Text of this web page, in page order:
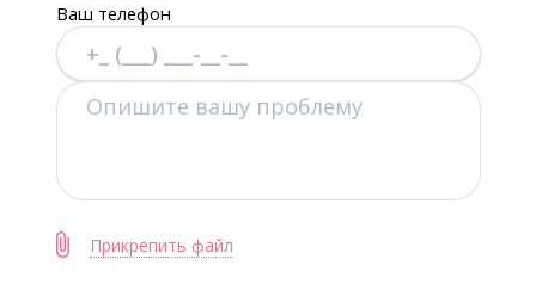
Ваш телефон
Прикрепить файл